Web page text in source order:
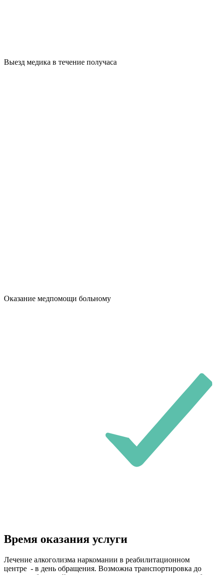
Выезд медика в течение получаса
Оказание медпомощи больному
Время оказания услуги
Лечение алкоголизма наркомании в реабилитационном
центре - в день обращения. Возможна транспортировка до